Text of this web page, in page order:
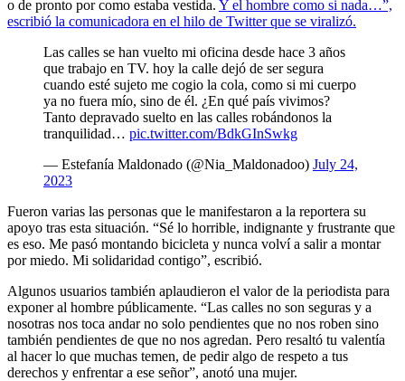
o de pronto por como estaba vestida. Y el hombre como si nada…”,
escribió la comunicadora en el hilo de Twitter que se viralizó.
Las calles se han vuelto mi oficina desde hace 3 años
que trabajo en TV. hoy la calle dejó de ser segura
cuando esté sujeto me cogio la cola, como si mi cuerpo
ya no fuera mío, sino de él. ¿En qué país vivimos?
Tanto depravado suelto en las calles robándonos la
tranquilidad… pic.twitter.com/BdkGInSwkg
— Estefanía Maldonado (@Nia_Maldonadoo) July 24,
2023
Fueron varias las personas que le manifestaron a la reportera su
apoyo tras esta situación. “Sé lo horrible, indignante y frustrante que
es eso. Me pasó montando bicicleta y nunca volví a salir a montar
por miedo. Mi solidaridad contigo”, escribió.
Algunos usuarios también aplaudieron el valor de la periodista para
exponer al hombre públicamente. “Las calles no son seguras y a
nosotras nos toca andar no solo pendientes que no nos roben sino
también pendientes de que no nos agredan. Pero resaltó tu valentía
al hacer lo que muchas temen, de pedir algo de respeto a tus
derechos y enfrentar a ese señor”, anotó una mujer.